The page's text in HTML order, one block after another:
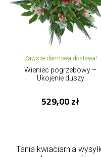
Zawsze darmowa dostawa!
Wieniec pogrzebowy –
Ukojenie duszy
529,00 zł
Tania kwiaciarnia